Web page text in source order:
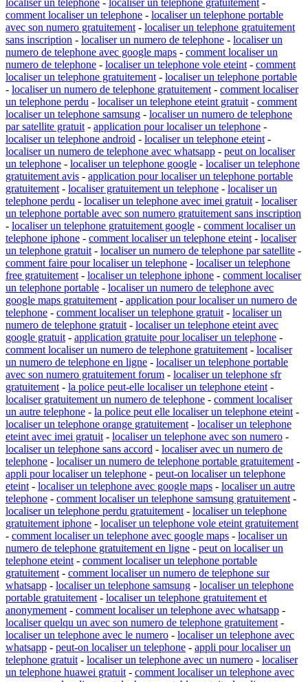
comment localiser un telephone - localiser un telephone portable
avec son numero gratuitement - localiser un telephone gratuitement
sans inscription - localiser un numero de telephone - localiser un
numero de telephone avec google maps - comment localiser un
numero de telephone - localiser un telephone vole eteint - comment
localiser un telephone gratuitement - localiser un telephone portable
- localiser un numero de telephone gratuitement - comment localiser
un telephone perdu - localiser un telephone eteint gratuit - comment
localiser un telephone samsung - localiser un numero de telephone
par satellite gratuit - application pour localiser un telephone -
localiser un telephone android - localiser un telephone eteint -
localiser un numero de telephone avec whatsapp - peut on localiser
un telephone - localiser un telephone google - localiser un telephone
gratuitement avis - application pour localiser un telephone portable
gratuitement - localiser gratuitement un telephone - localiser un
telephone perdu - localiser un telephone avec imei gratuit - localiser
un telephone portable avec son numero gratuitement sans inscription
- localiser un telephone gratuitement google - comment localiser un
telephone iphone - comment localiser un telephone eteint - localiser
un telephone gratuit - localiser un numero de telephone par satellite -
comment faire pour localiser un telephone - localiser un telephone
free gratuitement - localiser un telephone iphone - comment localiser
un telephone portable - localiser un numero de telephone avec
google maps gratuitement - application pour localiser un numero de
telephone - comment localiser un telephone gratuit - localiser un
numero de telephone gratuit - localiser un telephone eteint avec
google gratuit - application gratuite pour localiser un telephone -
comment localiser un numero de telephone gratuitement - localiser
un numero de telephone en ligne - localiser un telephone portable
avec son numero gratuitement forum - localiser un telephone sfr
gratuitement - la police peut-elle localiser un telephone eteint -
localiser gratuitement un numero de telephone - comment localiser
un autre telephone - la police peut elle localiser un telephone eteint -
localiser un telephone orange gratuitement - localiser un telephone
eteint avec imei gratuit - localiser un telephone avec son numero -
localiser un telephone sans accord - localiser avec un numero de
telephone - localiser un numero de telephone portable gratuitement -
appli pour localiser un telephone - peut-on localiser un telephone
eteint - localiser un telephone avec google maps - localiser un autre
telephone - comment localiser un telephone samsung gratuitement -
localiser un telephone perdu gratuitement - localiser un telephone
gratuitement iphone - localiser un telephone vole eteint gratuitement
- comment localiser un telephone avec google maps - localiser un
numero de telephone gratuitement en ligne - peut on localiser un
telephone eteint - comment localiser un telephone portable
gratuitement - comment localiser un numero de telephone sur
whatsapp - localiser un telephone samsung - localiser un telephone
portable gratuitement - localiser un telephone gratuitement et
anonymement - comment localiser un telephone avec whatsapp -
localiser quelqu un avec son numero de telephone gratuitement -
localiser un telephone avec le numero - localiser un telephone avec
whatsapp - peut-on localiser un telephone - appli pour localiser un
telephone gratuit - localiser un telephone avec un numero - localiser
un telephone huawei gratuit - comment localiser un telephone avec